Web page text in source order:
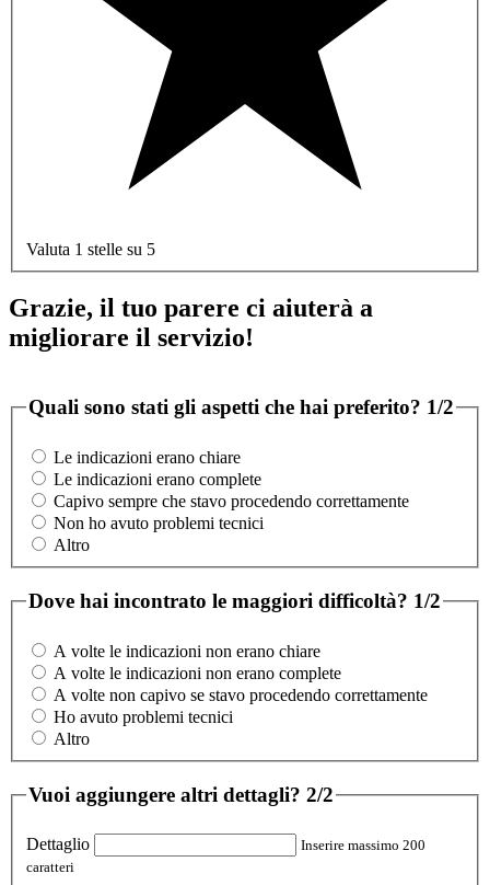
Valuta 1 stelle su 5
Grazie, il tuo parere ci aiuterà a
migliorare il servizio!
Quali sono stati gli aspetti che hai preferito? 1/2
Le indicazioni erano chiare
Le indicazioni erano complete
Capivo sempre che stavo procedendo correttamente
Non ho avuto problemi tecnici
Altro
Dove hai incontrato le maggiori difficoltà? 1/2
A volte le indicazioni non erano chiare
A volte le indicazioni non erano complete
A volte non capivo se stavo procedendo correttamente
Ho avuto problemi tecnici
Altro
Vuoi aggiungere altri dettagli? 2/2
Dettaglio
Inserire massimo 200
caratteri